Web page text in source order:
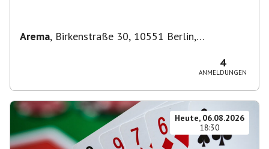
Arema, Birkenstraße 30, 10551 Berlin,
4
ANMELDUNGEN
Heute, 06.08.2026
18:30